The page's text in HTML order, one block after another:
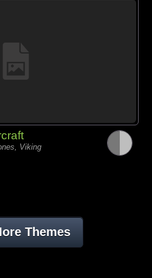
Viking
Themes